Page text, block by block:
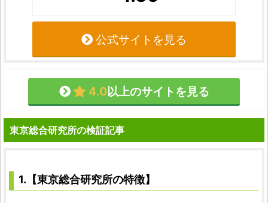
公式サイトを見る
4.0以上のサイトを見る
東京総合研究所の検証記事
1.【東京総合研究所の特徴】